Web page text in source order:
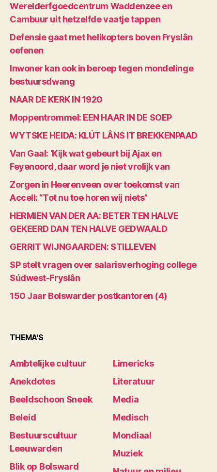
Werelderfgoedcentrum Waddenzee en
Cambuur uit hetzelfde vaatje tappen
Defensie gaat met helikopters boven Fryslân
oefenen
Inwoner kan ook in beroep tegen mondelinge
bestuursdwang
NAAR DE KERK IN 1920
Moppentrommel: EEN HAAR IN DE SOEP
WYTSKE HEIDA: KLÚT LÂNS IT BREKKENPAAD
Van Gaal: ‘Kijk wat gebeurt bij Ajax en
Feyenoord, daar word je niet vrolijk van
Zorgen in Heerenveen over toekomst van
Accell: “Tot nu toe horen wij niets”
HERMIEN VAN DER AA: BETER TEN HALVE
GEKEERD DAN TEN HALVE GEDWAALD
GERRIT WIJNGAARDEN: STILLEVEN
SP stelt vragen over salarisverhoging college
Súdwest-Fryslân
150 Jaar Bolswarder postkantoren (4)
THEMA'S
Ambtelijke cultuur
Anekdotes
Beeldschoon Sneek
Beleid
Bestuurscultuur
Leeuwarden
Blik op Bolsward
Limericks
Literatuur
Media
Medisch
Mondiaal
Muziek